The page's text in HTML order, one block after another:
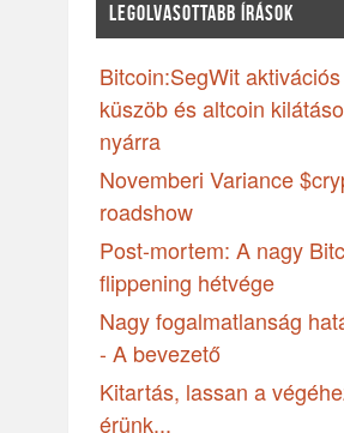
LEGOLVASOTTABB ÍRÁSOK
Bitcoin:SegWit aktivációs
küszöb és altcoin
nyárra
Novemberi Variance
roadshow
Post-mortem: A nagy
flippening hétvége
Nagy fogalmatlanság
- A bevezető
Kitartás, lassan a
érünk...